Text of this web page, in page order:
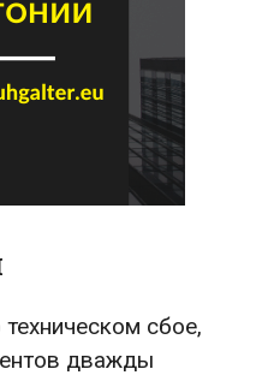
сбое,
дважды